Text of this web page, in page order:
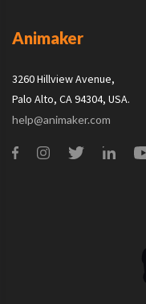
Animaker
3260 Hillview Avenue,
Palo Alto, CA 94304, USA.
help@animaker.com